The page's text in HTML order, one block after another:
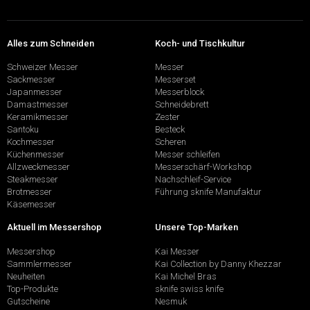
Alles zum Schneiden
Schweizer Messer
Sackmesser
Japanmesser
Damastmesser
Keramikmesser
Santoku
Kochmesser
Küchenmesser
Allzweckmesser
Steakmesser
Brotmesser
Käsemesser
Koch- und Tischkultur
Messer
Messerset
Messerblock
Schneidebrett
Zester
Besteck
Scheren
Messer schleifen
Messerschärf-Workshop
Nachschleif-Service
Führung sknife Manufaktur
Aktuell im Messershop
Messershop
Sammlermesser
Neuheiten
Top-Produkte
Gutscheine
Unsere Top-Marken
Kai Messer
Kai Collection by Danny Khezzar
Kai Michel Bras
sknife swiss knife
Nesmuk